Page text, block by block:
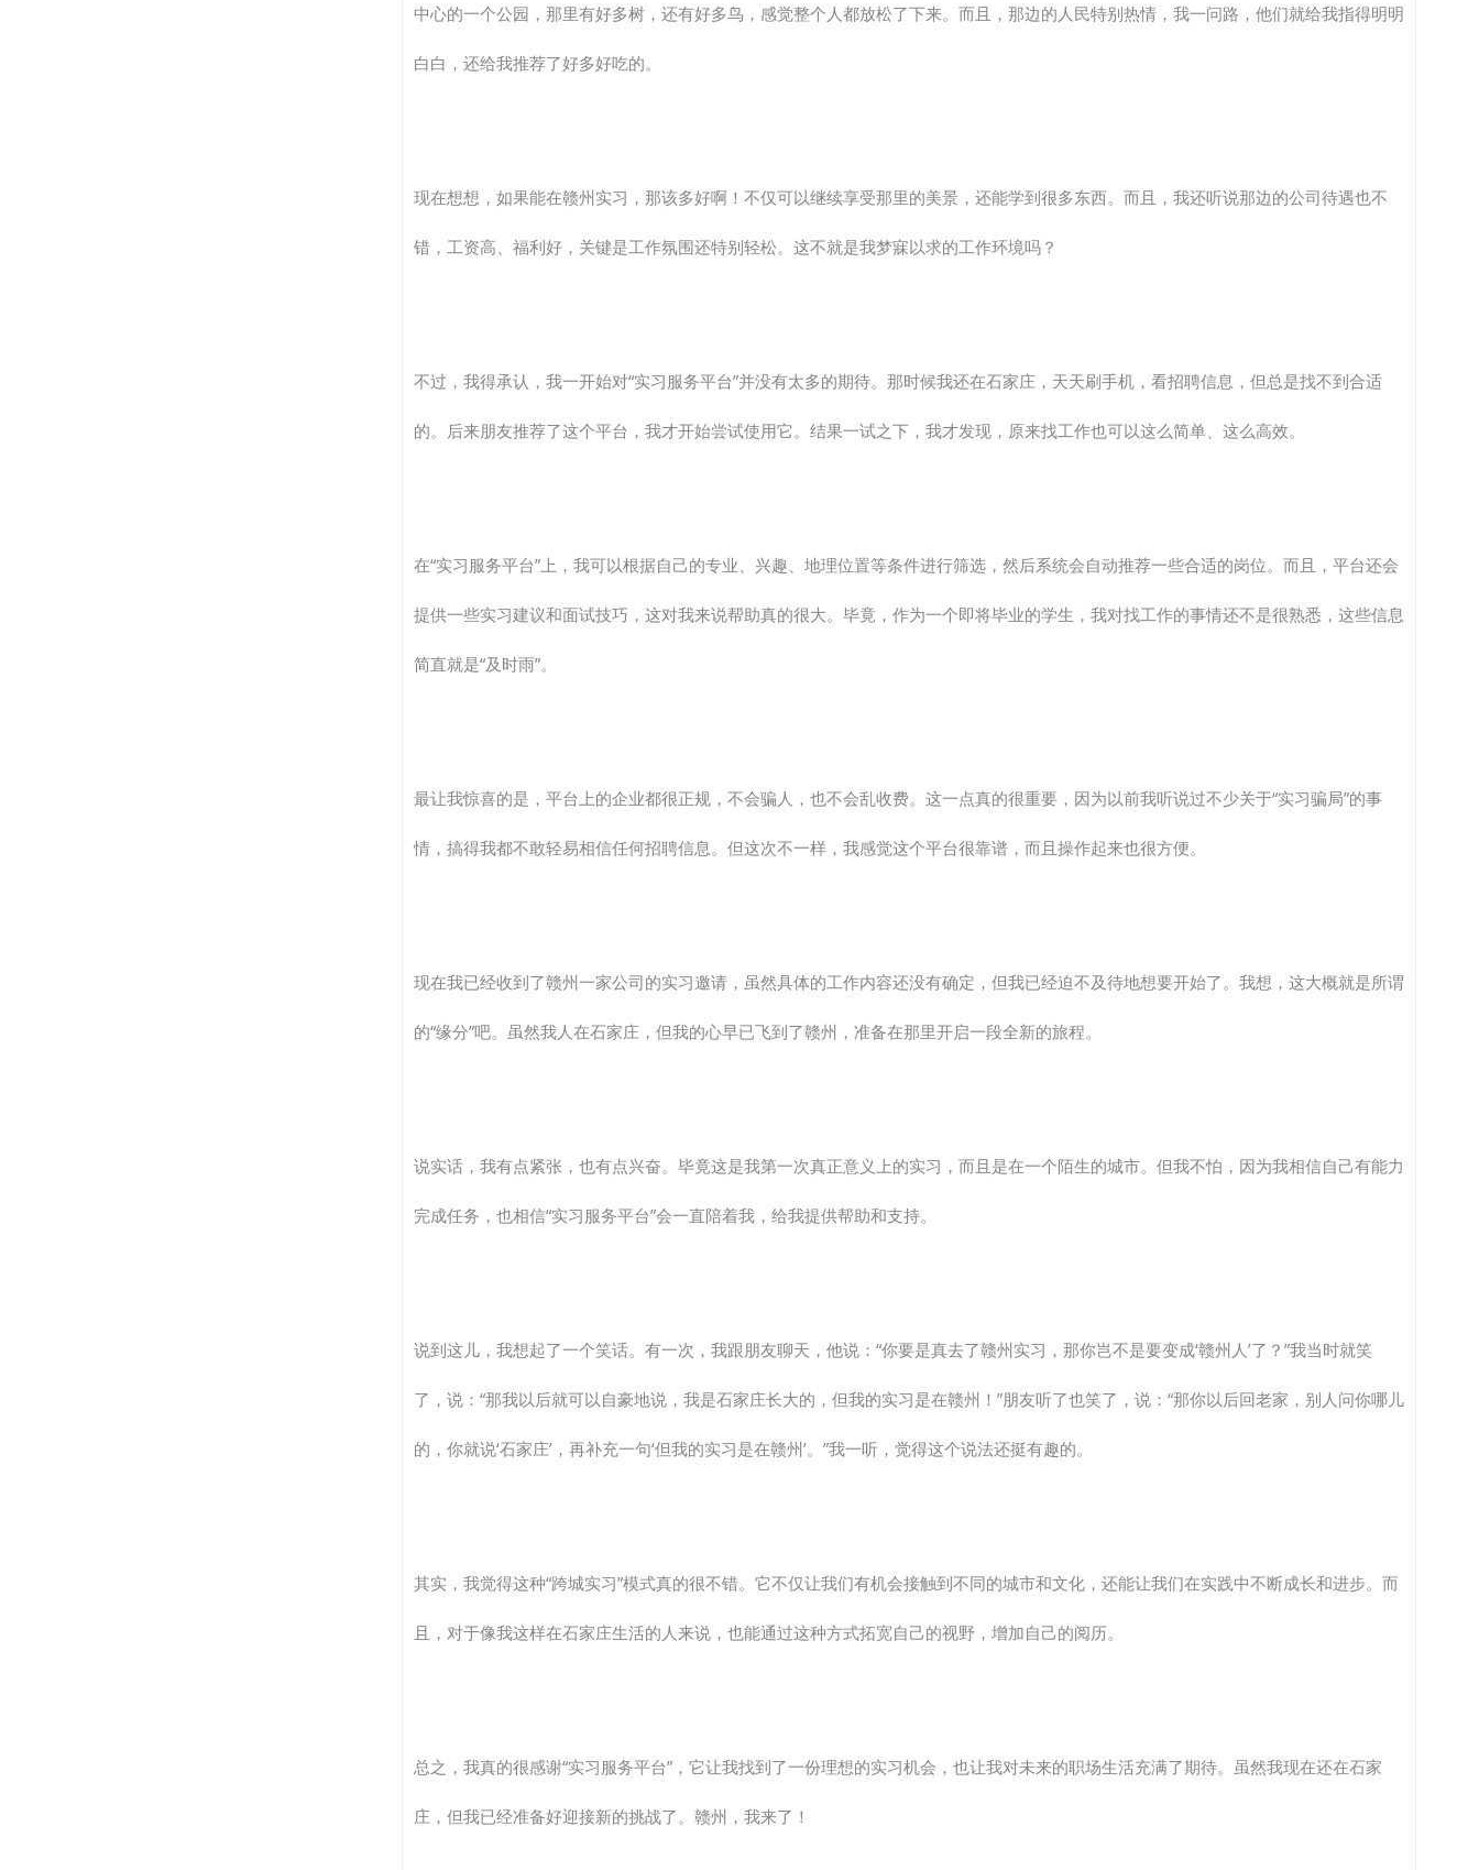
中心的一个公园，那里有好多树，还有好多鸟，感觉整个人都放松了下来。而且，那边的人民特别热情，我一问路，他们就给我指得明明
白白，还给我推荐了好多好吃的。
现在想想，如果能在赣州实习，那该多好啊！不仅可以继续享受那里的美景，还能学到很多东西。而且，我还听说那边的公司待遇也不
错，工资高、福利好，关键是工作氛围还特别轻松。这不就是我梦寐以求的工作环境吗？
不过，我得承认，我一开始对“实习服务平台”并没有太多的期待。那时候我还在石家庄，天天刷手机，看招聘信息，但总是找不到合适
的。后来朋友推荐了这个平台，我才开始尝试使用它。结果一试之下，我才发现，原来找工作也可以这么简单、这么高效。
在“实习服务平台”上，我可以根据自己的专业、兴趣、地理位置等条件进行筛选，然后系统会自动推荐一些合适的岗位。而且，平台还会
提供一些实习建议和面试技巧，这对我来说帮助真的很大。毕竟，作为一个即将毕业的学生，我对找工作的事情还不是很熟悉，这些信息
简直就是“及时雨”。
最让我惊喜的是，平台上的企业都很正规，不会骗人，也不会乱收费。这一点真的很重要，因为以前我听说过不少关于“实习骗局”的事
情，搞得我都不敢轻易相信任何招聘信息。但这次不一样，我感觉这个平台很靠谱，而且操作起来也很方便。
现在我已经收到了赣州一家公司的实习邀请，虽然具体的工作内容还没有确定，但我已经迫不及待地想要开始了。我想，这大概就是所谓
的“缘分”吧。虽然我人在石家庄，但我的心早已飞到了赣州，准备在那里开启一段全新的旅程。
说实话，我有点紧张，也有点兴奋。毕竟这是我第一次真正意义上的实习，而且是在一个陌生的城市。但我不怕，因为我相信自己有能力
完成任务，也相信“实习服务平台”会一直陪着我，给我提供帮助和支持。
说到这儿，我想起了一个笑话。有一次，我跟朋友聊天，他说：“你要是真去了赣州实习，那你岂不是要变成‘赣州人’了？”我当时就笑
了，说：“那我以后就可以自豪地说，我是石家庄长大的，但我的实习是在赣州！”朋友听了也笑了，说：“那你以后回老家，别人问你哪儿
的，你就说‘石家庄’，再补充一句‘但我的实习是在赣州’。”我一听，觉得这个说法还挺有趣的。
其实，我觉得这种“跨城实习”模式真的很不错。它不仅让我们有机会接触到不同的城市和文化，还能让我们在实践中不断成长和进步。而
且，对于像我这样在石家庄生活的人来说，也能通过这种方式拓宽自己的视野，增加自己的阅历。
总之，我真的很感谢“实习服务平台”，它让我找到了一份理想的实习机会，也让我对未来的职场生活充满了期待。虽然我现在还在石家
庄，但我已经准备好迎接新的挑战了。赣州，我来了！